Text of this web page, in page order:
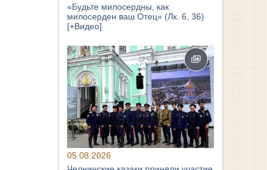
«Будьте милосердны, как
милосерден ваш Отец» (Лк. 6, 36)
[+Видео]
05.08.2026